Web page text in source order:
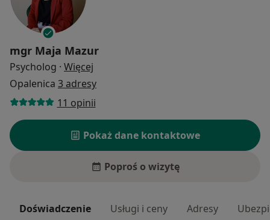
mgr Maja Mazur
Psycholog · Więcej
Opalenica 3 adresy
11 opinii
Pokaż dane kontaktowe
Poproś o wizytę
Doświadczenie Usługi i ceny Adresy